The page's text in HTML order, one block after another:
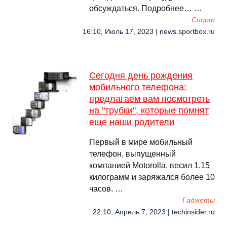
обсуждаться. Подробнее… …
Спорт
16:10, Июль 17, 2023 | news.sportbox.ru
Сегодня день рождения
мобильного телефона:
предлагаем вам посмотреть
на "трубки", которые помнят
еще наши родители
Первый в мире мобильный
телефон, выпущенный
компанией Motorolla, весил 1.15
килограмм и заряжался более 10
часов. …
Гаджеты
22:10, Апрель 7, 2023 | techinsider.ru